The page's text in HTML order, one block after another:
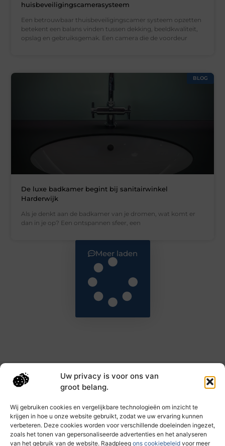
Uw privacy is voor ons van
groot belang.
Wij gebruiken cookies en vergelijkbare technologieën om inzicht te
krijgen in hoe u onze website gebruikt, zodat we uw ervaring kunnen
verbeteren. Deze cookies worden voor verschillende doeleinden ingezet,
zoals het tonen van gepersonaliseerde advertenties en het analyseren
van het gebruik van de website. Raadpleeg ons cookiebeleid voor meer
huisbeveiligingscamerasysteem
Een betrouwbaar thuisbeveiligingscamer systeem opzetten
betekent een balans vinden tussen dekking, beeldkwaliteit,
opslag en gebruiksgemak. Een camera die de voordeur
BLOG
De luxe badkamer begint bij sanitairwinkel
Harderwijk
Als je denkt aan de badkamer van je dromen, wat komt er
dan in je op? Een ontspannen sfeer, een
Meer laden
Main Links
Dagelijks nieuwe inzichten op taec.nl